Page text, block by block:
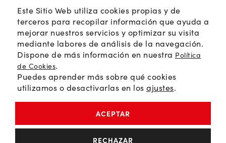
TEMÁTICAS
Calidad del aire
Passivhaus
Eficiencia y ahorro
Soluciones HVAC
Orkli Global
Comunidad profesional
SOBRE ORKLI
Quienes somos
Web Orkli
Contacto
Este Sitio Web utiliza cookies propias y de
terceros para recopilar información que ayuda a
mejorar nuestros servicios y optimizar su visita
mediante labores de análisis de la navegación.
Dispone de más información en nuestra Política
de Cookies.
Puedes aprender más sobre qué cookies
utilizamos o desactivarlas en los ajustes.
ACEPTAR
RECHAZAR